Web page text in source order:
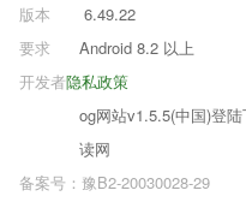
版本
6.49.22
要求
Android 8.2 以上
隐私政策
开发者
og网站v1.5.5(中国)登
读网
备案号：豫B2-20030028-29